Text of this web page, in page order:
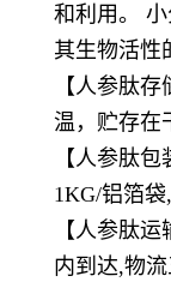
和利用。
其生物活性
【人参肽存
温，贮存在
【人参肽包
1KG/铝箔
【人参肽运
内到达,物